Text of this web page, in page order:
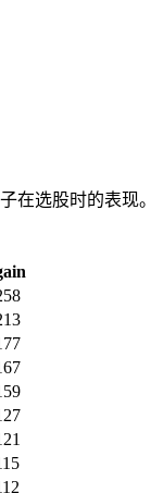
在选股时的表现。